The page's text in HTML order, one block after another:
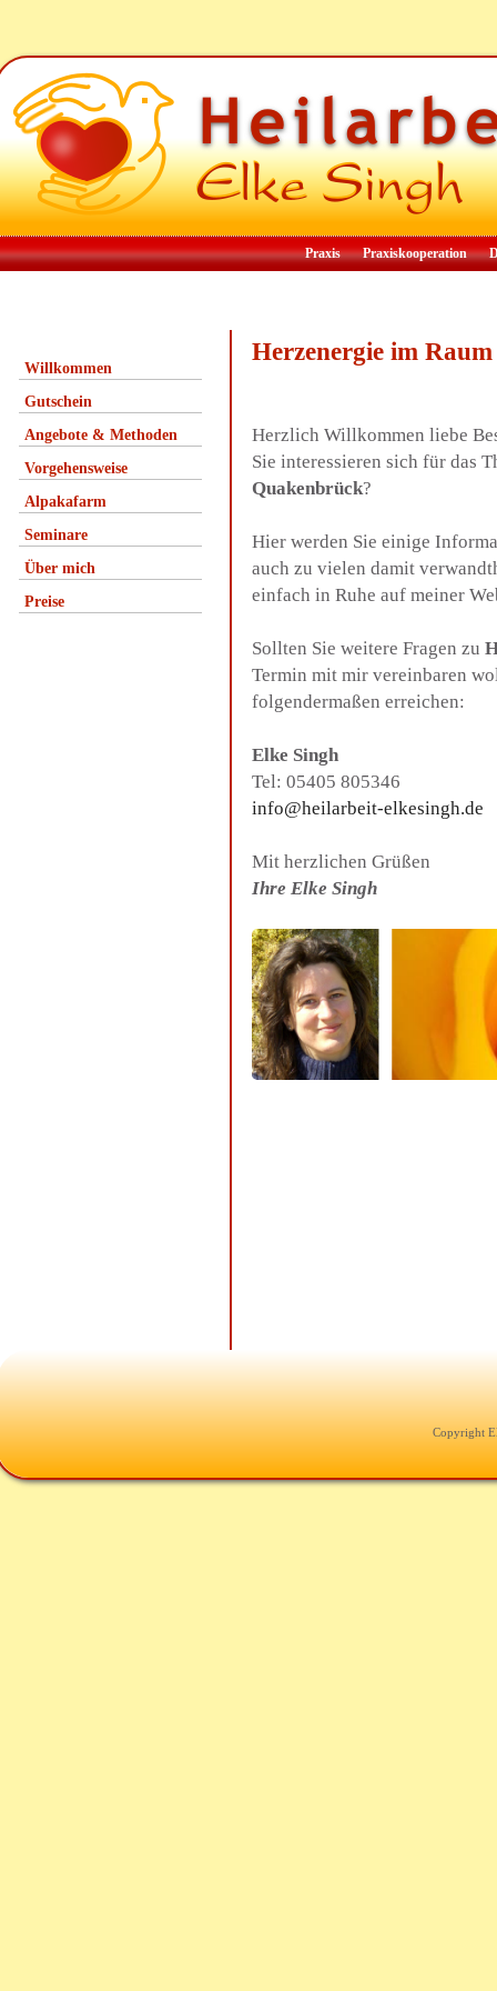
Praxis Praxiskooperation
Willkommen
Gutschein
Angebote & Methoden
Vorgehensweise
Alpakafarm
Seminare
Über mich
Preise
Herzenergie im
Herzlich Willkommen liebe
Sie interessieren sich für das
Quakenbrück?
Hier werden Sie einige
auch zu vielen damit
einfach in Ruhe auf meiner
Sollten Sie weitere Fragen zu
Termin mit mir vereinbaren
folgendermaßen erreichen:
Elke Singh
Tel: 05405 805346
info@heilarbeit-elkesingh.de
Mit herzlichen Grüßen
Ihre Elke Singh
Copyright